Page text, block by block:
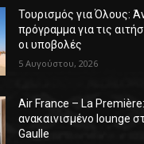
Τουρισμός για Όλους:
πρόγραμμα για τις
οι υποβολές
5 Αυγούστου, 2026
Air France – La
ανακαινισμένο lounge
Gaulle